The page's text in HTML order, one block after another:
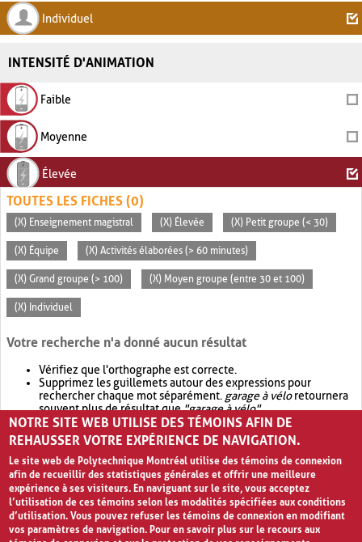
Individuel
INTENSITÉ D'ANIMATION
Faible
Moyenne
Élevée
TOUTES LES FICHES (0)
(X) Enseignement magistral (X) Élevée (X) Petit groupe (< 30)
(X) Équipe (X) Activités élaborées (> 60 minutes)
(X) Grand groupe (> 100) (X) Moyen groupe (entre 30 et 100)
(X) Individuel
Votre recherche n'a donné aucun résultat
Vérifiez que l'orthographe est correcte.
Supprimez les guillemets autour des expressions pour
rechercher chaque mot séparément. garage à véloretournera
souvent plus de résultat que"garage à vélo".
Envisagez d'élargir votre recherche avec OR.garage OR vélo
retournera souvent plus de résultat quegarage à vélo
NOTRE SITE WEB UTILISE DES TÉMOINS AFIN DE
REHAUSSER VOTRE EXPÉRIENCE DE NAVIGATION.
Le site web de Polytechnique Montréal utilise des témoins de connexion
afin de recueillir des statistiques générales et offrir une meilleure
expérience à ses visiteurs. En naviguant sur le site, vous acceptez
l’utilisation de ces témoins selon les modalités spécifiées aux conditions
d’utilisation. Vous pouvez refuser les témoins de connexion en modifiant
vos paramètres de navigation. Pour en savoir plus sur le recours aux